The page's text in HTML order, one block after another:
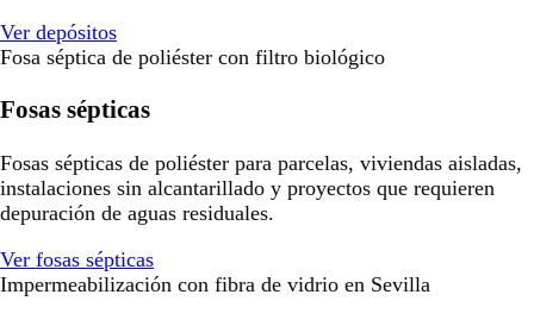
Ver depósitos
Fosa séptica de poliéster con filtro biológico
Fosas sépticas
Fosas sépticas de poliéster para parcelas, viviendas aisladas,
instalaciones sin alcantarillado y proyectos que requieren
depuración de aguas residuales.
Ver fosas sépticas
Impermeabilización con fibra de vidrio en Sevilla